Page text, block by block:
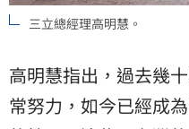
三立總經理高明慧。
高明慧指出，過去幾
常努力，如今已經成